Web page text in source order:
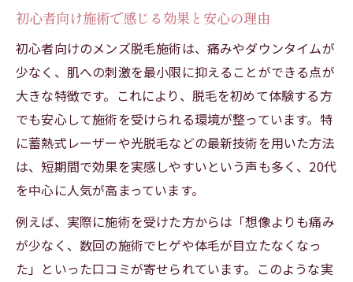
初心者向け施術で感じる効果と安心の理由
初心者向けのメンズ脱毛施術は、痛みやダウンタイムが
少なく、肌への刺激を最小限に抑えることができる点が
大きな特徴です。これにより、脱毛を初めて体験する方
でも安心して施術を受けられる環境が整っています。特
に蓄熱式レーザーや光脱毛などの最新技術を用いた方法
は、短期間で効果を実感しやすいという声も多く、20代
を中心に人気が高まっています。
例えば、実際に施術を受けた方からは「想像よりも痛み
が少なく、数回の施術でヒゲや体毛が目立たなくなっ
た」といった口コミが寄せられています。このような実